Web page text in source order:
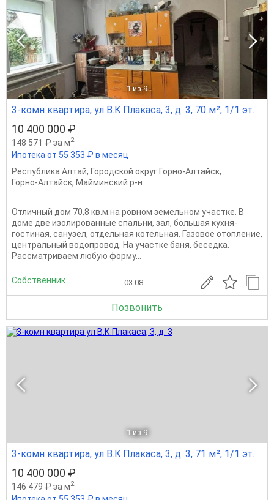
1 из 9
3-комн квартира, ул В.К.Плакаса, 3, д. 3, 70 м², 1/1 эт.
10 400 000 ₽
148 571 ₽ за м2
Ипотека от 55 353 ₽ в месяц
Республика Алтай, Городской округ Горно-Алтайск,
Горно-Алтайск, Майминский р-н
Отличный дом 70,8 кв.м.на ровном земельном участке. В
доме две изолированные спальни, зал, большая кухня-
гостиная, санузел, отдельная котельная. Газовое отопление,
центральный водопровод. На участке баня, беседка.
Рассматриваем любую форму...
Собственник 03.08
Позвонить
1 из 9
3-комн квартира, ул В.К.Плакаса, 3, д. 3, 71 м², 1/1 эт.
10 400 000 ₽
146 479 ₽ за м2